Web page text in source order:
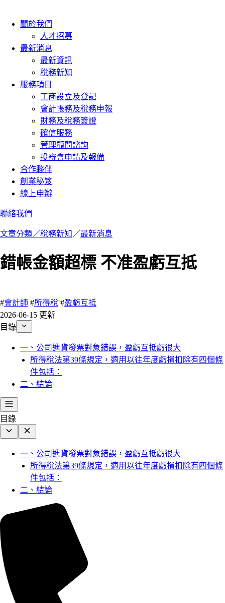
關於我們
人才招募
最新消息
最新資訊
稅務新知
服務項目
工商設立及登記
會計帳務及稅務申報
財務及稅務簽證
確信服務
管理顧問諮詢
投審會申請及報備
合作夥伴
創業秘笈
線上申辦
聯絡我們
文章分類／稅務新知 ／最新消息
錯帳金額超標 不准盈虧互抵
#會計師 #所得稅 #盈虧互抵
2026-06-15 更新
目錄
一、公司進貨發票對象錯誤，盈虧互抵虧很大
所得稅法第39條規定，適用以往年度虧損扣除有四個條
件包括：
二、結論
目錄
一、公司進貨發票對象錯誤，盈虧互抵虧很大
所得稅法第39條規定，適用以往年度虧損扣除有四個條
件包括：
二、結論